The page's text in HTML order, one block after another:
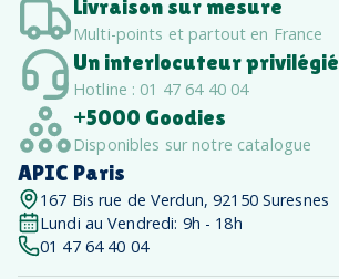
Livraison sur mesure
Multi-points et partout en France
Un interlocuteur privilégié
Hotline : 01 47 64 40 04
+5000 Goodies
Disponibles sur notre catalogue
APIC Paris
167 Bis rue de Verdun, 92150 Suresnes
Lundi au Vendredi: 9h - 18h
01 47 64 40 04